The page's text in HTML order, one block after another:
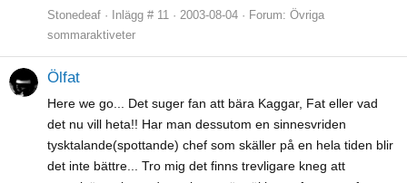
Stonedeaf Inlägg # 11 2003-08-04 Forum: Övriga
sommaraktiveter
Ölfat
Here we go... Det suger fan att bära Kaggar, Fat eller vad
det nu vill heta!! Har man dessutom en sinnesvriden
tysktalande(spottande) chef som skäller på en hela tiden blir
det inte bättre... Tro mig det finns trevligare kneg att